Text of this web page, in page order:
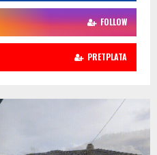
FOLLOW
PRETPLATA